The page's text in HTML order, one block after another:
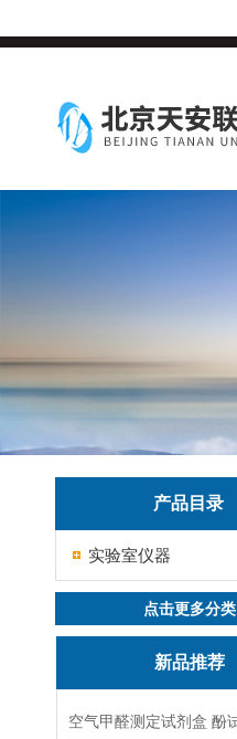
产品目录
实验室仪器
点击更多分类
新品推荐